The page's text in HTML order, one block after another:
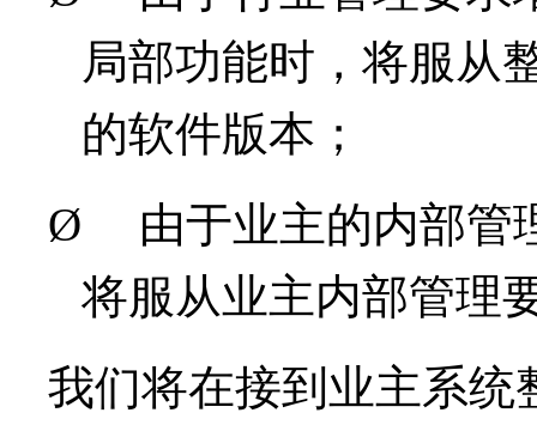
局部功能时，将服从
的软件版本；
Ø
由于业主的内部管
将服从业主内部管理
我们将在接到业主系统